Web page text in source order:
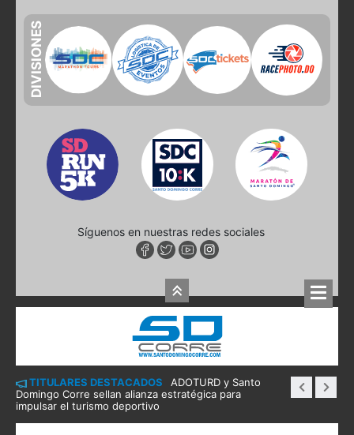
DIVISIONES
Síguenos en nuestras redes sociales
TITULARES DESTACADOS
ADOTURD y Santo
Domingo Corre sellan alianza estratégica para
impulsar el turismo deportivo